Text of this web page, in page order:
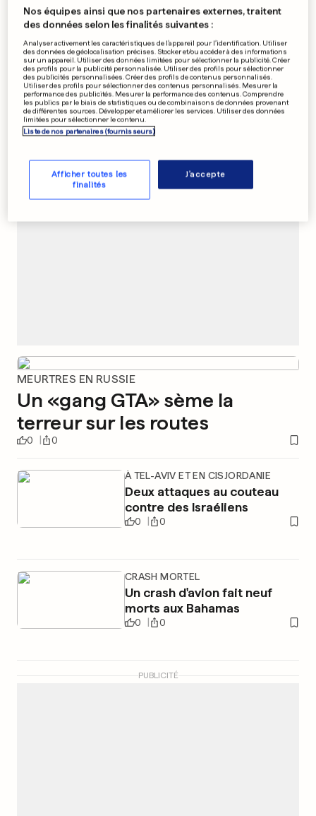
0
LE MINISTRE CHANGE D'AVIS
Un lycée européen en projet
à Differdange
0 0
PUBLICITÉ
MEURTRES EN RUSSIE
Un «gang GTA» sème la
terreur sur les routes
0 0
À TEL-AVIV ET EN CISJORDANIE
Deux attaques au couteau
contre des Israéliens
0 0
CRASH MORTEL
Un crash d'avion fait neuf
morts aux Bahamas
0 0
PUBLICITÉ
Nos équipes ainsi que nos partenaires externes, traitent
des données selon les finalités suivantes :
Analyser activement les caractéristiques de l’appareil pour l’identification. Utiliser
des données de géolocalisation précises. Stocker et/ou accéder à des informations
sur un appareil. Utiliser des données limitées pour sélectionner la publicité. Créer
des profils pour la publicité personnalisée. Utiliser des profils pour sélectionner
des publicités personnalisées. Créer des profils de contenus personnalisés.
Utiliser des profils pour sélectionner des contenus personnalisés. Mesurer la
performance des publicités. Mesurer la performance des contenus. Comprendre
les publics par le biais de statistiques ou de combinaisons de données provenant
de différentes sources. Développer et améliorer les services. Utiliser des données
limitées pour sélectionner le contenu.
Liste de nos partenaires (fournisseurs)
Afficher toutes les
finalités
J'accepte